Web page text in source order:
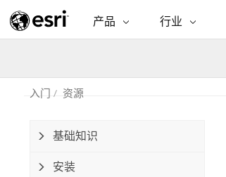
产品
ARCGIS
完整的 SaaS 制图平台
行业
行业
入门 资源
基础知识
安装